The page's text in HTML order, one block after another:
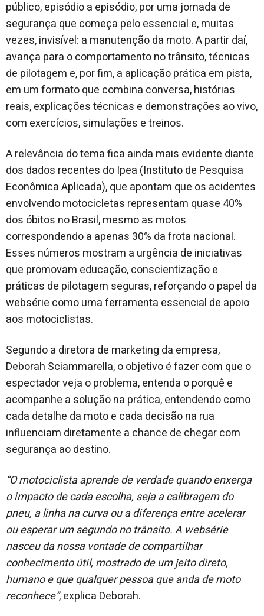
público, episódio a episódio, por uma jornada de
segurança que começa pelo essencial e, muitas
vezes, invisível: a manutenção da moto. A partir daí,
avança para o comportamento no trânsito, técnicas
de pilotagem e, por fim, a aplicação prática em pista,
em um formato que combina conversa, histórias
reais, explicações técnicas e demonstrações ao vivo,
com exercícios, simulações e treinos.
A relevância do tema fica ainda mais evidente diante
dos dados recentes do Ipea (Instituto de Pesquisa
Econômica Aplicada), que apontam que os acidentes
envolvendo motocicletas representam quase 40%
dos óbitos no Brasil, mesmo as motos
correspondendo a apenas 30% da frota nacional.
Esses números mostram a urgência de iniciativas
que promovam educação, conscientização e
práticas de pilotagem seguras, reforçando o papel da
websérie como uma ferramenta essencial de apoio
aos motociclistas.
Segundo a diretora de marketing da empresa,
Deborah Sciammarella, o objetivo é fazer com que o
espectador veja o problema, entenda o porquê e
acompanhe a solução na prática, entendendo como
cada detalhe da moto e cada decisão na rua
influenciam diretamente a chance de chegar com
segurança ao destino.
“O motociclista aprende de verdade quando enxerga
o impacto de cada escolha, seja a calibragem do
pneu, a linha na curva ou a diferença entre acelerar
ou esperar um segundo no trânsito. A websérie
nasceu da nossa vontade de compartilhar
conhecimento útil, mostrado de um jeito direto,
humano e que qualquer pessoa que anda de moto
reconhece”, explica Deborah.